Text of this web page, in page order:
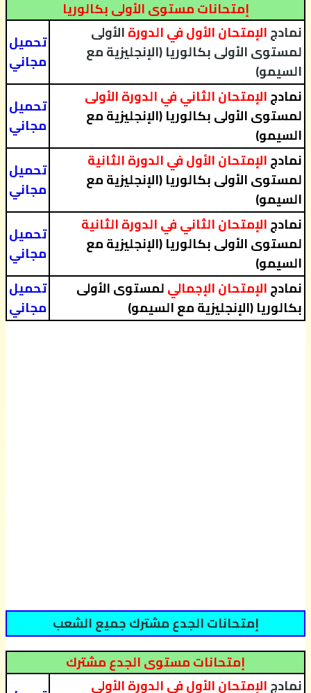
إمتحانات مستوى الأولى بكالوريا
تحميل
مجاني
نمادجالإمتحان الأول في الدورةالأولى
لمستوى الأولى بكالوريا (الإنجليزية مع
السيمو)
تحميل
مجاني
نمادجالإمتحان الثاني في الدورة الأولى
لمستوى الأولى بكالوريا (الإنجليزية مع
السيمو)
تحميل
مجاني
نمادجالإمتحان الأول في الدورة الثانية
لمستوى الأولى بكالوريا (الإنجليزية مع
السيمو)
تحميل
مجاني
نمادجالإمتحان الثاني في الدورة الثانية
لمستوى الأولى بكالوريا (الإنجليزية مع
السيمو)
تحميل
مجاني
نمادجالإمتحان الإجماليلمستوى الأولى
بكالوريا (الإنجليزية مع السيمو)
إمتحانات الجدع مشترك جميع الشعب
إمتحانات مستوى الجدع مشترك
نمادجالإمتحان الأول في الدورة الأولى